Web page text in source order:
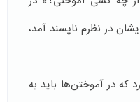
در نظرم ناپسند آمد،
که در آموختن‌ها باید به